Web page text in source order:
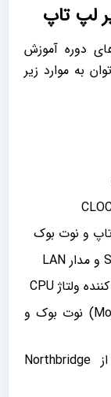
لپ تاپ
دوره آموزش
به موارد زیر
و نوت بوک
تعمیرات و تعویض انواع مودم (Modem) نوت بوک و
آموزش تعویض انواع چیپ، اعم از Northbridge